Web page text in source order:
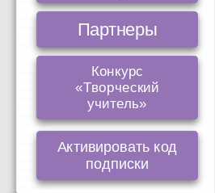
Партнеры
Конкурс
«Творческий
учитель»
Активировать код
подписки